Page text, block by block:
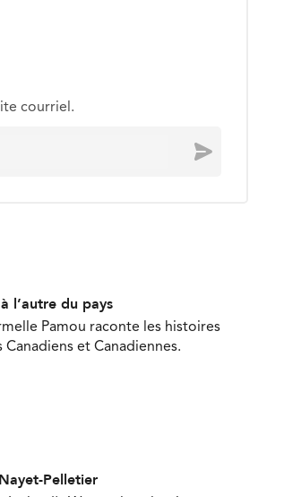
courriel.
Envoyer
l’autre du pays
Pamou raconte les histoires
et Canadiennes.
Pelletier